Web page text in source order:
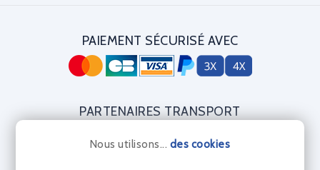
Nous utilisons... des cookies
PAIEMENT SÉCURISÉ AVEC
PARTENAIRES TRANSPORT